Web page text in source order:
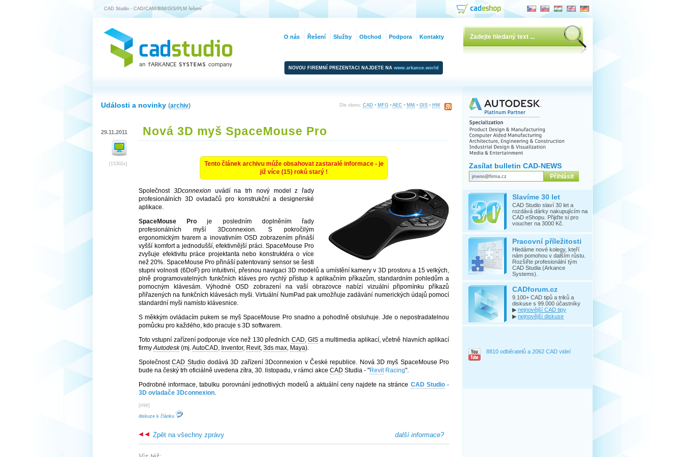
CAD Studio - CAD/CAM/BIM/GIS/PLM řešení
NOVOU FIREMNÍ PREZENTACI NAJDETE NA www.arkance.world
Dle oboru: CAD • MFG • AEC • MM • GIS • HW
Události a novinky (archiv)
29.11.2011
[15302x]
Nová 3D myš SpaceMouse Pro
Tento článek archivu může obsahovat zastaralé informace - je
již více (15) roků starý !
Společnost 3Dconnexion uvádí na trh nový model z řady
profesionálních 3D ovladačů pro konstrukční a designerské
aplikace.
SpaceMouse Pro je posledním doplněním řady
profesionálních myší 3Dconnexion. S pokročilým
ergonomickým tvarem a inovativním OSD zobrazením přináší
vyšší komfort a jednodušší, efektivnější práci. SpaceMouse Pro
zvyšuje efektivitu práce projektanta nebo konstruktéra o více
než 20%. SpaceMouse Pro přináší patentovaný sensor se šesti
stupni volnosti (6DoF) pro intuitivní, přesnou navigaci 3D modelů a umístění kamery v 3D prostoru a 15 velkých,
plně programovatelných funkčních kláves pro rychlý přístup k aplikačním příkazům, standardním pohledům a
pomocným klávesám. Výhodné OSD zobrazení na vaší obrazovce nabízí vizuální připomínku příkazů
přiřazených na funkčních klávesách myši. Virtuální NumPad pak umožňuje zadávání numerických údajů pomocí
standardní myši namísto klávesnice.
S měkkým ovládacím pukem se myš SpaceMouse Pro snadno a pohodlně obsluhuje. Jde o nepostradatelnou
pomůcku pro každého, kdo pracuje s 3D softwarem.
Toto vstupní zařízení podporuje více než 130 předních CAD,GIS a multimedia aplikací, včetně hlavních aplikací
firmyAutodesk(mj.AutoCAD, Inventor, Revit, 3ds max, Maya).
SpolečnostCAD Studiododává 3D zařízení 3Dconnexion v České republice. Nová 3D myš SpaceMouse Pro
bude na český trh oficiálně uvedena zítra, 30. listopadu, v rámci akce CAD Studia - "RevitRacing".
Podrobné informace, tabulku porovnání jednotlivých modelů a aktuální ceny najdete na stránce CAD Studio-
3D ovladače 3Dconnexion.
[ HW]
diskuze k článku
další informace?
Zpět na všechny zprávy
Zasílat bulletin CAD-NEWS
Slavíme 30 let
CAD Studio slaví 30 let a
rozdává dárky nakupujícím na
CAD eShopu. Přijďte si pro
voucher na 3000 Kč.
Pracovní příležitosti
Hledáme nové kolegy, kteří
nám pomohou v dalším růstu.
Rozšiřte profesionální tým
CAD Studia (Arkance
Systems).
CADforum.cz
9.100+ CAD tipů a triků a
diskuse s 99.000 účastníky
▶ nejnovější CAD tipy
▶ nejnovější diskuse
8810 odběratelů a 2062 CAD videí
O nás Řešení Služby Obchod Podpora Kontakty